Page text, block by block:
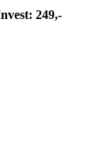
249,-